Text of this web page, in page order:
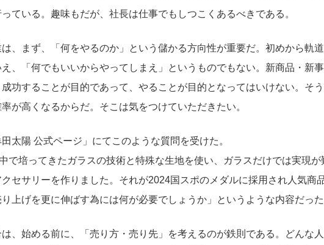
ている。趣味もだが、社長は仕事でもしつこくあるべきである。
、まず、「何をやるのか」という儲かる方向性が重要だ。初めから軌
、「何でもいいからやってしまえ」というものでもない。新商品・新
功することが目的であって、やることが目的となってはいけない。そ
が高くなるからだ。そこは気をつけていただきたい。
太陽 公式ページ」にてこのような質問を受けた。
で培ってきたガラスの技術と特殊な生地を使い、ガラスだけでは実現が
セサリーを作りました。それが2024国スポのメダルに採用され人気商
上げを更に伸ばす為には何が必要でしょうか」というような内容だった
、始める前に、「売り方・売り先」を考えるのが鉄則である。どんな